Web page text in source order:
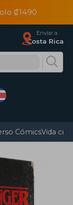
₡1490
Enviar a
Costa Rica
CómicsVida